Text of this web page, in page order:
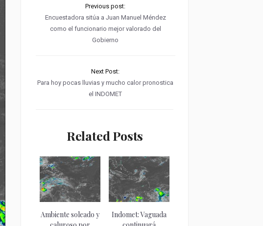
Previous post:
Encuestadora sitúa a Juan Manuel Méndez
como el funcionario mejor valorado del
Gobierno
Next Post:
Para hoy pocas lluvias y mucho calor pronostica
el INDOMET
Related Posts
Ambiente soleado y
Indomet: Vaguada